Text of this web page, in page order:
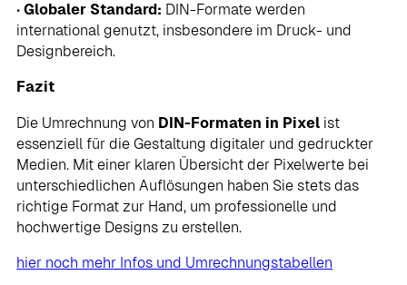
•Globaler Standard: DIN-Formate werden
international genutzt, insbesondere im Druck- und
Designbereich.
Fazit
Die Umrechnung von DIN-Formaten in Pixel ist
essenziell für die Gestaltung digitaler und gedruckter
Medien. Mit einer klaren Übersicht der Pixelwerte bei
unterschiedlichen Auflösungen haben Sie stets das
richtige Format zur Hand, um professionelle und
hochwertige Designs zu erstellen.
hier noch mehr Infos und Umrechnungstabellen